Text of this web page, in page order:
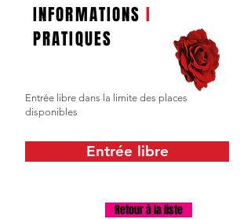
INFORMATIONSI
PRATIQUES
Entrée libre dans la limite des places
disponibles
Entrée libre
Retour à la liste